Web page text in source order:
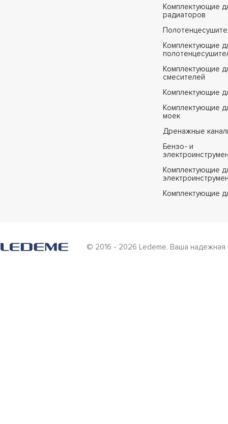
Комплектующие
радиаторов
Комплектующие
Комплектующие
смесителей
Комплектующие
Комплектующие
моек
Дренажные
Бензо- и
Комплектующие
Комплектующие
© 2016 - 2026 Ledeme. Ваша